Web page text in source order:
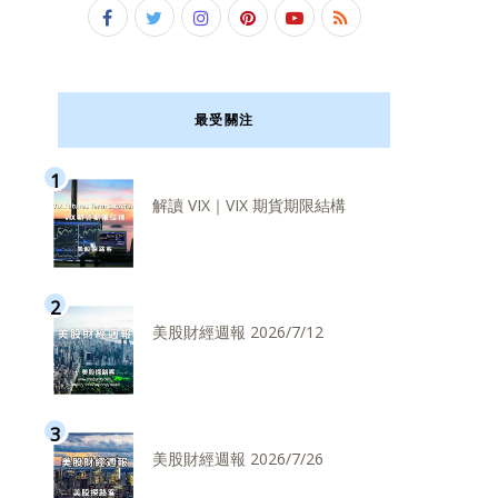
最受關注
解讀 VIX｜VIX 期貨期限結構
美股財經週報 2026/7/12
美股財經週報 2026/7/26